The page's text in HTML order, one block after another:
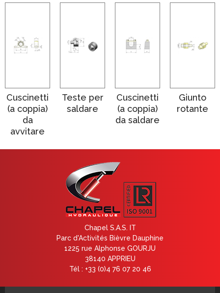
Cuscinetti
(a coppia)
da
avvitare
Teste per
saldare
Cuscinetti
(a coppia)
da saldare
Giunto
rotante
Chapel S.A.S. IT
Parc d'Activités Bièvre Dauphine
1225 rue Alphonse GOURJU
38140 APPRIEU
Tél : +33 (0)4 76 07 20 46